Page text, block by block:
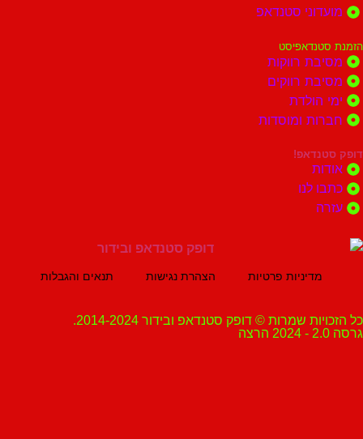
סטנדאפ
רווקות
רווקים
ומוסדות
לנו
מדיניות פרטיות הצהרת נגישות תנאים והגבלות
שמרות © דופק סטנדאפ ובידור 2014-2024.